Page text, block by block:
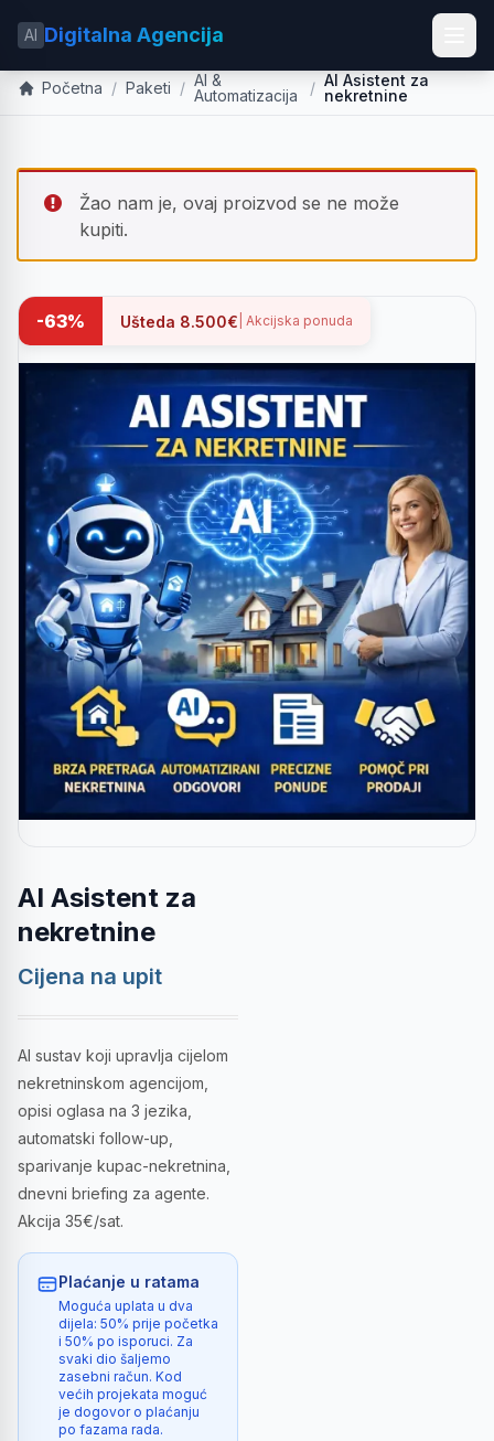
AI Digitalna Agencija
Početna / Paketi / AI &
Automatizacija
/ AI Asistent za
nekretnine
Žao nam je, ovaj proizvod se ne može
kupiti.
-63% Ušteda 8.500€ | Akcijska ponuda
AI Asistent za
nekretnine
Cijena na upit
AI sustav koji upravlja cijelom
nekretninskom agencijom,
opisi oglasa na 3 jezika,
automatski follow-up,
sparivanje kupac-nekretnina,
dnevni briefing za agente.
Akcija 35€/sat.
Plaćanje u ratama
Moguća uplata u dva
dijela: 50% prije početka
i 50% po isporuci. Za
svaki dio šaljemo
zasebni račun. Kod
većih projekata moguć
je dogovor o plaćanju
po fazama rada.